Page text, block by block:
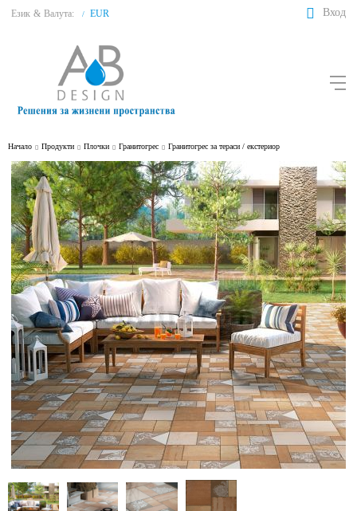
Език & Валута: / EUR Вход
Начало Продукти Плочки Гранитогрес Гранитогрес за тераси / екстериор